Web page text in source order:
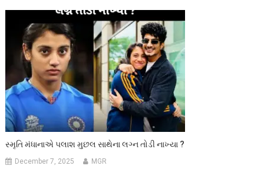
સ્મૃતિ મંધાનાએ પલાશ મુછલ સાથેના લગ્ન તોડી નાખ્યા ?
December 7, 2025 MGR